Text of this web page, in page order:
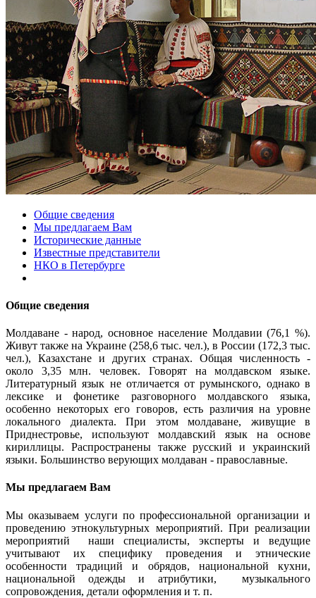
Общие сведения
Мы предлагаем Вам
Исторические данные
Известные представители
НКО в Петербурге
Общие сведения
Молдаване - народ, основное население Молдавии (76,1 %).
Живут также на Украине (258,6 тыс. чел.), в России (172,3 тыс.
чел.), Казахстане и других странах. Общая численность -
около 3,35 млн. человек. Говорят на молдавском языке.
Литературный язык не отличается от румынского, однако в
лексике и фонетике разговорного молдавского языка,
особенно некоторых его говоров, есть различия на уровне
локального диалекта. При этом молдаване, живущие в
Приднестровье, используют молдавский язык на основе
кириллицы. Распространены также русский и украинский
языки. Большинство верующих молдаван - православные.
Мы предлагаем Вам
Мы оказываем услуги по профессиональной организации и
проведению этнокультурных мероприятий. При реализации
мероприятий наши специалисты, эксперты и ведущие
учитывают их специфику проведения и этнические
особенности традиций и обрядов, национальной кухни,
национальной одежды и атрибутики, музыкального
сопровождения, детали оформления и т. п.